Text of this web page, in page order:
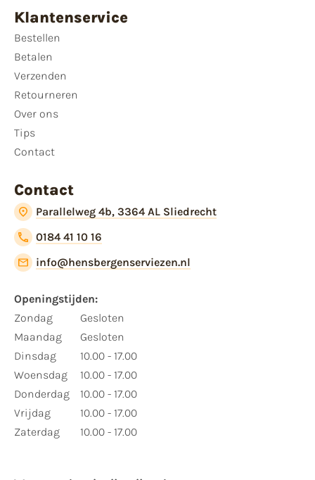
Klantenservice
Bestellen
Betalen
Verzenden
Retourneren
Over ons
Tips
Contact
Contact
Parallelweg 4b, 3364 AL Sliedrecht
0184 41 10 16
info@hensbergenserviezen.nl
Openingstijden:
Zondag
Maandag
Dinsdag
Woensdag
Donderdag
Vrijdag
Zaterdag
Gesloten
Gesloten
10.00 - 17.00
10.00 - 17.00
10.00 - 17.00
10.00 - 17.00
10.00 - 17.00